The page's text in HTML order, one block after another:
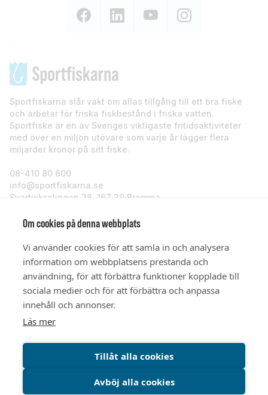
Om cookies på denna webbplats
Vi använder cookies för att samla in och analysera
information om webbplatsens prestanda och
användning, för att förbättra funktioner kopplade till
sociala medier och för att förbättra och anpassa
innehåll och annonser.
Läs mer
Tillåt alla cookies
Avböj alla cookies
Sportfiskarna slår vakt om allas tillgång till ett bra fiske
och arbetar för friska fiskbestånd i friska vatten.
Sportfiske är en av Sveriges viktigaste fritidsaktiviteter
med över en miljon utövare som varje år lägger flera
miljarder kronor på sitt fiske.
08-410 80 600
info@sportfiskarna.se
Svartviksslingan 28, 167 39 Bromma
Sportfiskarna
Om oss
Stöd oss